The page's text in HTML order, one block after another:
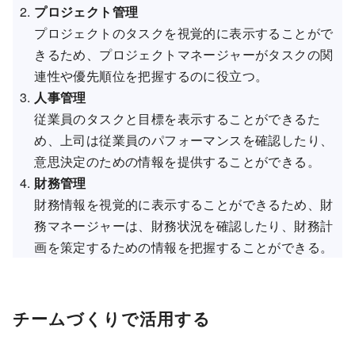
プロジェクト管理
プロジェクトのタスクを視覚的に表示することがで
きるため、プロジェクトマネージャーがタスクの関
連性や優先順位を把握するのに役立つ。
人事管理
従業員のタスクと目標を表示することができるた
め、上司は従業員のパフォーマンスを確認したり、
意思決定のための情報を提供することができる。
財務管理
財務情報を視覚的に表示することができるため、財
務マネージャーは、財務状況を確認したり、財務計
画を策定するための情報を把握することができる。
チームづくりで活用する